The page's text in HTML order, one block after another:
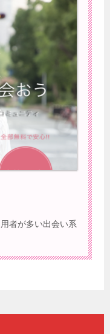
者が多い出会い系